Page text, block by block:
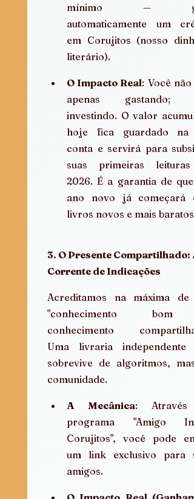
mínimo —
automaticamente um
em Corujitos (nosso
literário).
O Impacto Real: Você não
apenas gastando;
investindo. O valor
hoje fica guardado na
conta e servirá para
suas primeiras leituras
2026. É a garantia de que
ano novo já começará
livros novos e mais baratos.
3. O Presente Compartilhado:
Corrente de Indicações
Acreditamos na máxima de
"conhecimento
conhecimento
Uma livraria independente
sobrevive de algoritmos,
comunidade.
A Mecânica: Através
programa "Amigo
Corujitos", você pode
um link exclusivo para
amigos.